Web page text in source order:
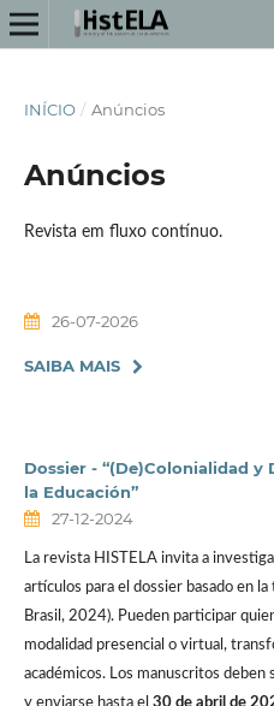
INÍCIO / Anúncios
Anúncios
Revista em fluxo contínuo.
26-07-2026
SAIBA MAIS
Dossier - “(De)Colonialidad
la Educación”
27-12-2024
La revista HISTELA invita a
artículos para el dossier basado en
Brasil, 2024). Pueden participar
modalidad presencial o virtual,
académicos. Los manuscritos deben